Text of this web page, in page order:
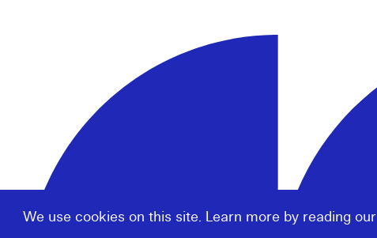
We use cookies on this site. Learn more by reading our